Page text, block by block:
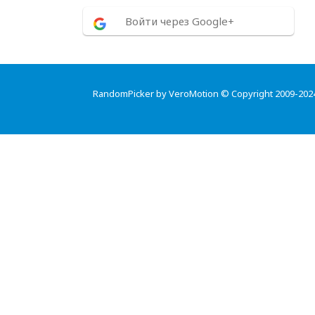
Войти через Google+
RandomPicker by VeroMotion © Copyright 2009-